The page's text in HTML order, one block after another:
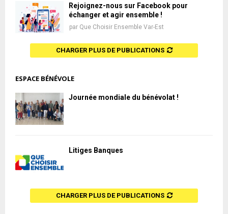
Rejoignez-nous sur Facebook pour
échanger et agir ensemble !
par Que Choisir Ensemble Var-Est
CHARGER PLUS DE PUBLICATIONS
ESPACE BÉNÉVOLE
Journée mondiale du bénévolat !
Litiges Banques
CHARGER PLUS DE PUBLICATIONS